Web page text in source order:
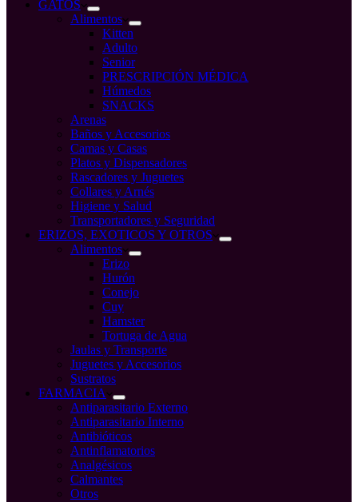
GATOS
Alimentos
Kitten
Adulto
Senior
PRESCRIPCIÓN MÉDICA
Húmedos
SNACKS
Arenas
Baños y Accesorios
Camas y Casas
Platos y Dispensadores
Rascadores y Juguetes
Collares y Arnés
Higiene y Salud
Transportadores y Seguridad
ERIZOS, EXOTICOS Y OTROS
Alimentos
Erizo
Hurón
Conejo
Cuy
Hamster
Tortuga de Agua
Jaulas y Transporte
Juguetes y Accesorios
Sustratos
FARMACIA
Antiparasitario Externo
Antiparasitario Interno
Antibióticos
Antinflamatorios
Analgésicos
Calmantes
Otros